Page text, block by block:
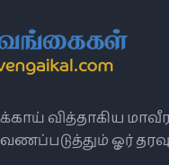
வித்தாகிய
ஓர்